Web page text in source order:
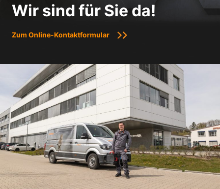
Wir sind für Sie da!
Zum Online-Kontaktformular